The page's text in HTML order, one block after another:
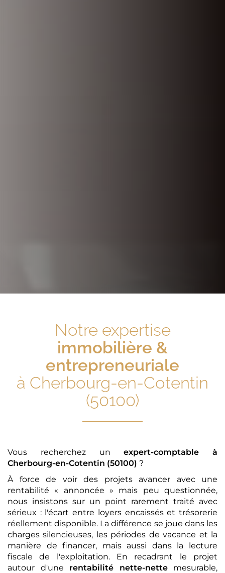
Notre expertise
immobilière &
entrepreneuriale
à Cherbourg-en-Cotentin
(50100)
Vous recherchez unexpert-comptable
à
Cherbourg-en-Cotentin (50100) ?
À force de voir des projets avancer avec une
rentabilité « annoncée » mais peu questionnée,
nous insistons sur un point rarement traité avec
sérieux : l'écart entre loyers encaissés et trésorerie
réellement disponible. La différence se joue dans les
charges silencieuses, les périodes de vacance et la
manière de financer, mais aussi dans la lecture
fiscale de l'exploitation. En recadrant le projet
autour d'une rentabilité nette-nettemesurable,